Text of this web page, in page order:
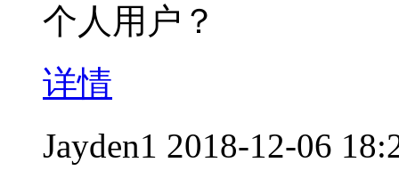
个人用户？
详情
Jayden1 2018-12-06